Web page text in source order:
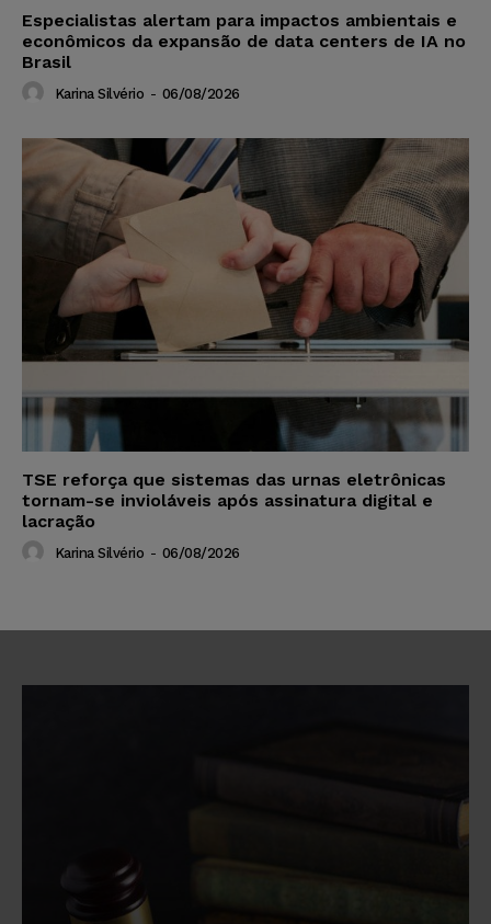
Especialistas alertam para impactos ambientais e
econômicos da expansão de data centers de IA no
Brasil
Karina Silvério - 06/08/2026
TSE reforça que sistemas das urnas eletrônicas
tornam-se invioláveis após assinatura digital e
lacração
Karina Silvério - 06/08/2026